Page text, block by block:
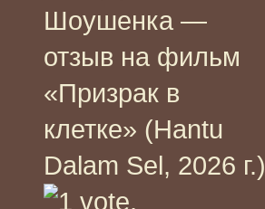
Шоушенка —
отзыв на фильм
«Призрак в
клетке» (Hantu
Dalam Sel, 2026 г.)